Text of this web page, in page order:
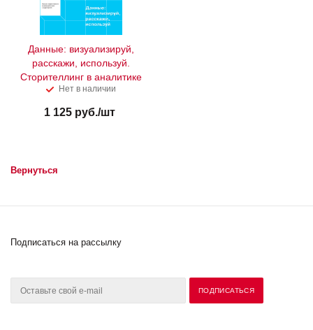
Данные: визуализируй,
расскажи, используй.
Сторителлинг в аналитике
Нет в наличии
1 125 руб./шт
Вернуться
Подписаться на рассылку